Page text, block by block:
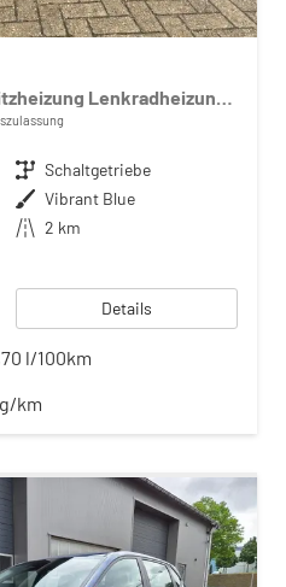
1.0 T-GDI 90PS 5-türig Sitzheizung Lenkradheizung Rückf.Kamera PDC Klima Apple CarPlay Android Auto Tempomat Touchscreen
Getriebe Schaltgetriebe
Außenfarbe Vibrant Blue
Kilometerstand 2 km
Details
l/100km
km